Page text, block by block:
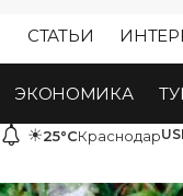
СТАТЬИ
ЭКОНОМИКА
☀25°CКраснодар